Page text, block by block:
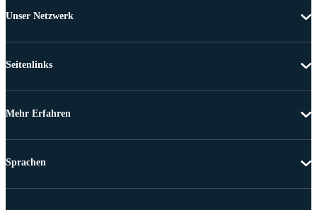
Unser Netzwerk
Seitenlinks
Mehr Erfahren
Sprachen